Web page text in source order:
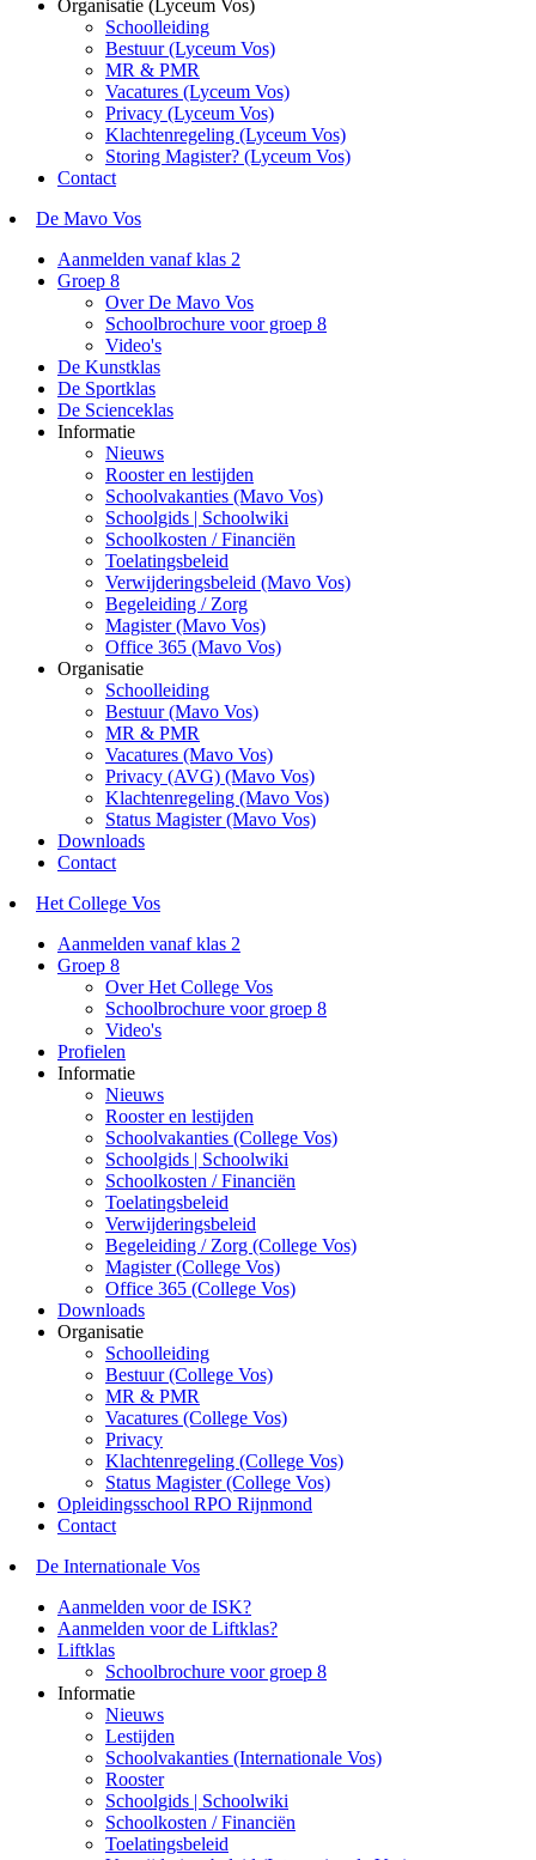
Organisatie (Lyceum Vos)
Schoolleiding
Bestuur (Lyceum Vos)
MR & PMR
Vacatures (Lyceum Vos)
Privacy (Lyceum Vos)
Klachtenregeling (Lyceum Vos)
Storing Magister? (Lyceum Vos)
Contact
De Mavo Vos
Aanmelden vanaf klas 2
Groep 8
Over De Mavo Vos
Schoolbrochure voor groep 8
Video's
De Kunstklas
De Sportklas
De Scienceklas
Informatie
Nieuws
Rooster en lestijden
Schoolvakanties (Mavo Vos)
Schoolgids | Schoolwiki
Schoolkosten / Financiën
Toelatingsbeleid
Verwijderingsbeleid (Mavo Vos)
Begeleiding / Zorg
Magister (Mavo Vos)
Office 365 (Mavo Vos)
Organisatie
Schoolleiding
Bestuur (Mavo Vos)
MR & PMR
Vacatures (Mavo Vos)
Privacy (AVG) (Mavo Vos)
Klachtenregeling (Mavo Vos)
Status Magister (Mavo Vos)
Downloads
Contact
Het College Vos
Aanmelden vanaf klas 2
Groep 8
Over Het College Vos
Schoolbrochure voor groep 8
Video's
Profielen
Informatie
Nieuws
Rooster en lestijden
Schoolvakanties (College Vos)
Schoolgids | Schoolwiki
Schoolkosten / Financiën
Toelatingsbeleid
Verwijderingsbeleid
Begeleiding / Zorg (College Vos)
Magister (College Vos)
Office 365 (College Vos)
Downloads
Organisatie
Schoolleiding
Bestuur (College Vos)
MR & PMR
Vacatures (College Vos)
Privacy
Klachtenregeling (College Vos)
Status Magister (College Vos)
Opleidingsschool RPO Rijnmond
Contact
De Internationale Vos
Aanmelden voor de ISK?
Aanmelden voor de Liftklas?
Liftklas
Schoolbrochure voor groep 8
Informatie
Nieuws
Lestijden
Schoolvakanties (Internationale Vos)
Rooster
Schoolgids | Schoolwiki
Schoolkosten / Financiën
Toelatingsbeleid